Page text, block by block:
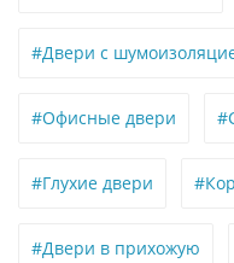
#Двери с
#Офисные двери
#Глухие двери
#Двери в прихожую